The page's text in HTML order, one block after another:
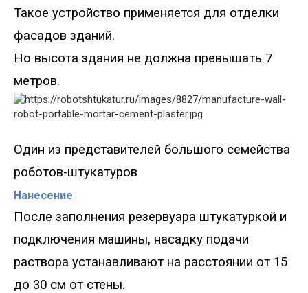
Такое устройство применяется для отделки
фасадов зданий.
Но высота здания не должна превышать 7
метров.
Один из представителей большого семейства
роботов-штукатуров
Нанесение
После заполнения резервуара штукатуркой и
подключения машины, насадку подачи
раствора устанавливают на расстоянии от 15
до 30 см от стены.